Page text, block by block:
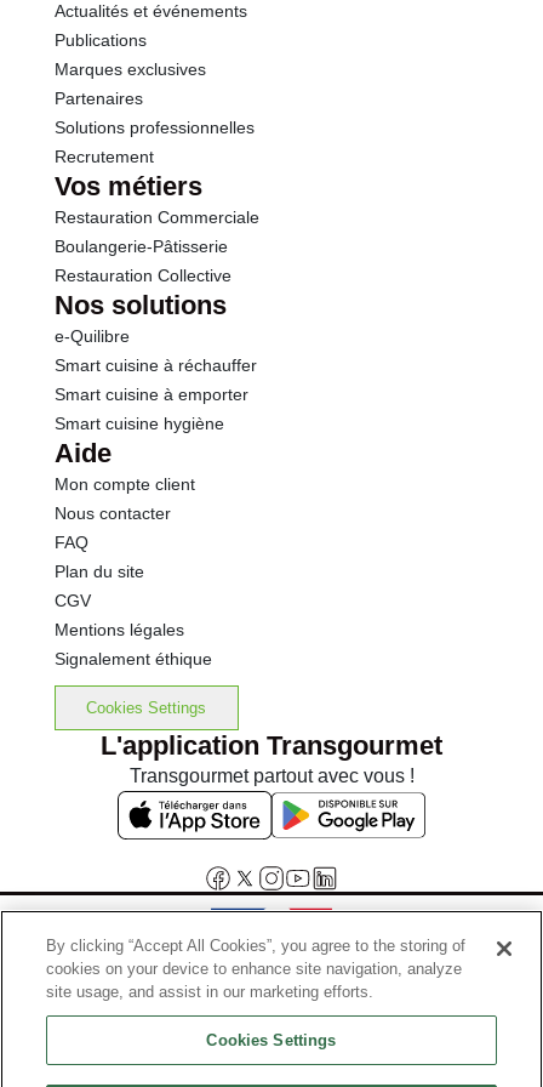
Sel
Actualités et événements
Publications
Marques exclusives
Partenaires
Solutions professionnelles
Recrutement
Vos métiers
Restauration Commerciale
Boulangerie-Pâtisserie
Restauration Collective
Nos solutions
e-Quilibre
Smart cuisine à réchauffer
Smart cuisine à emporter
Smart cuisine hygiène
Aide
Mon compte client
Nous contacter
FAQ
Plan du site
CGV
Mentions légales
Signalement éthique
Cookies Settings
L'application Transgourmet
Transgourmet partout avec vous !
Interdiction de vente de boissons alcooliques aux mineurs de
moins de 18 ans
La preuve de majorité de l'acheteur est exigée au moment de la vente
By clicking “Accept All Cookies”, you agree to the storing of
cookies on your device to enhance site navigation, analyze
site usage, and assist in our marketing efforts.
Cookies Settings